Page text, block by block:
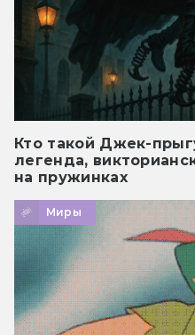
Кто такой Джек-
легенда,
на пружинках
Миры